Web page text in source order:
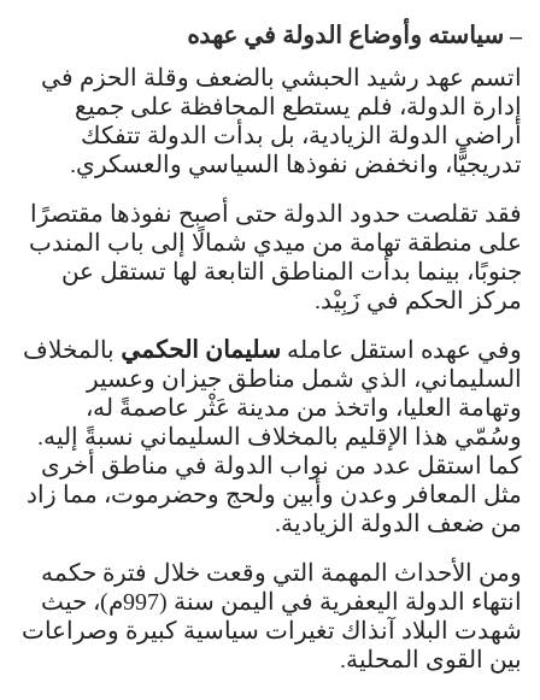
– سياسته وأوضاع الدولة في عهده
اتسم عهد رشيد الحبشي بالضعف وقلة الحزم في
إدارة الدولة، فلم يستطع المحافظة على جميع
أراضي الدولة الزيادية، بل بدأت الدولة تتفكك
تدريجيًّا، وانخفض نفوذها السياسي والعسكري.
فقد تقلصت حدود الدولة حتى أصبح نفوذها مقتصرًا
على منطقة تهامة من ميدي شمالًا إلى باب المندب
جنوبًا، بينما بدأت المناطق التابعة لها تستقل عن
مركز الحكم في زَبِيْد.
وفي عهده استقل عامله سليمان الحكمي بالمخلاف
السليماني، الذي شمل مناطق جيزان وعسير
وتهامة العليا، واتخذ من مدينة عَثْر عاصمةً له،
وسُمّي هذا الإقليم بالمخلاف السليماني نسبةً إليه.
كما استقل عدد من نواب الدولة في مناطق أخرى
مثل المعافر وعدن وأبين ولحج وحضرموت، مما زاد
من ضعف الدولة الزيادية.
ومن الأحداث المهمة التي وقعت خلال فترة حكمه
انتهاء الدولة اليعفرية في اليمن سنة (997م)، حيث
شهدت البلاد آنذاك تغيرات سياسية كبيرة وصراعات
بين القوى المحلية.